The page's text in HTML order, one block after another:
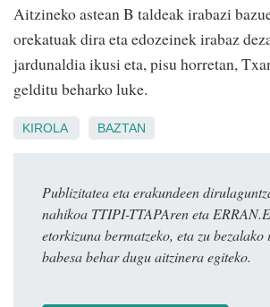
Aitzineko astean B taldeak irabazi
orekatuak dira eta edozeinek irabaz
jardunaldia ikusi eta, pisu horretan,
gelditu beharko luke.
KIROLA BAZTAN
Publizitatea eta erakundeen
nahikoa TTIPI-TTAPAren eta
etorkizuna bermatzeko, eta zu
babesa behar dugu aitzinera egiteko.